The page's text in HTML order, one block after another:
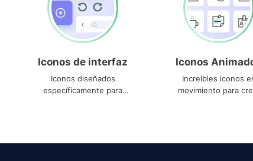
Iconos de interfaz
Iconos diseñados
específicamente para
Iconos
Increíbles iconos
movimiento para